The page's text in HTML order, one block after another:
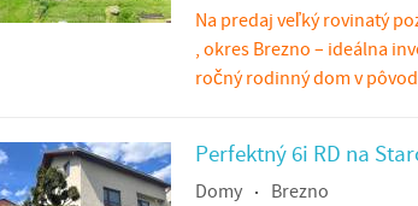
Na predaj veľký rovinatý
, okres Brezno – ideálna
ročný rodinný dom v
Perfektný 6i RD na
Domy
Brezno